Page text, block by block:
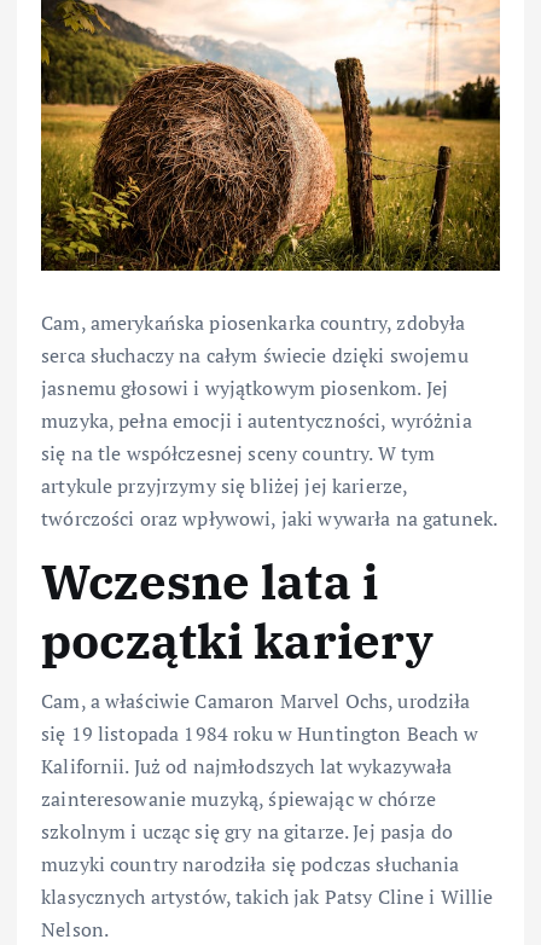
Cam, amerykańska piosenkarka country, zdobyła
serca słuchaczy na całym świecie dzięki swojemu
jasnemu głosowi i wyjątkowym piosenkom. Jej
muzyka, pełna emocji i autentyczności, wyróżnia
się na tle współczesnej sceny country. W tym
artykule przyjrzymy się bliżej jej karierze,
twórczości oraz wpływowi, jaki wywarła na gatunek.
Wczesne lata i
początki kariery
Cam, a właściwie Camaron Marvel Ochs, urodziła
się 19 listopada 1984 roku w Huntington Beach w
Kalifornii. Już od najmłodszych lat wykazywała
zainteresowanie muzyką, śpiewając w chórze
szkolnym i ucząc się gry na gitarze. Jej pasja do
muzyki country narodziła się podczas słuchania
klasycznych artystów, takich jak Patsy Cline i Willie
Nelson.